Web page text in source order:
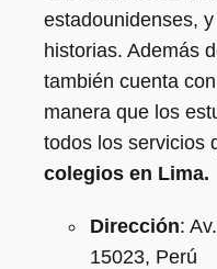
estadounidenses,
historias. Además
también cuenta
manera que los
todos los servicios
colegios en Lima.
Dirección:
15023, Perú